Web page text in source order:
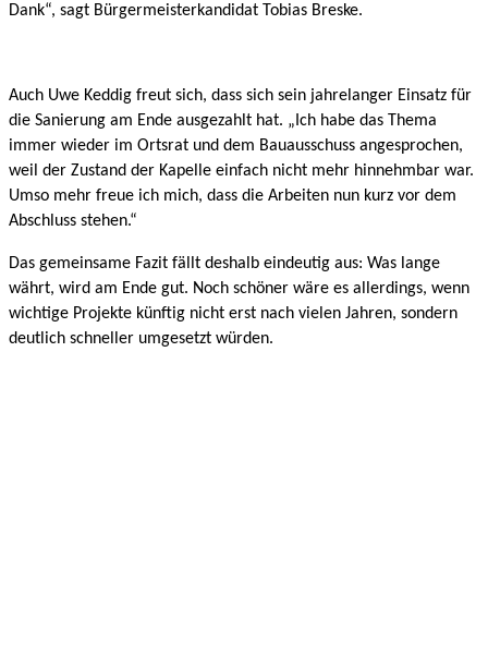
Dank“, sagt Bürgermeisterkandidat Tobias Breske.
Auch Uwe Keddig freut sich, dass sich sein jahrelanger Einsatz für
die Sanierung am Ende ausgezahlt hat. „Ich habe das Thema
immer wieder im Ortsrat und dem Bauausschuss angesprochen,
weil der Zustand der Kapelle einfach nicht mehr hinnehmbar war.
Umso mehr freue ich mich, dass die Arbeiten nun kurz vor dem
Abschluss stehen.“
Das gemeinsame Fazit fällt deshalb eindeutig aus: Was lange
währt, wird am Ende gut. Noch schöner wäre es allerdings, wenn
wichtige Projekte künftig nicht erst nach vielen Jahren, sondern
deutlich schneller umgesetzt würden.